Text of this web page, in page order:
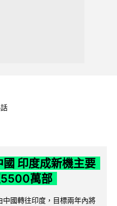
印度成新機主要
5500萬部
國轉往印度，目標兩年內將